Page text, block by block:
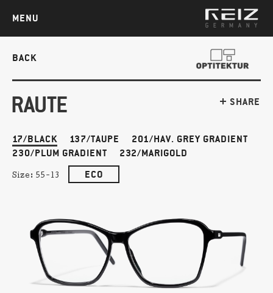
MENU
BACK
RAUTE SHARE
17/BLACK 137/TAUPE
201/HAV. GREY GRADIENT
230/PLUM GRADIENT
232/MARIGOLD
Size: 55-13 ECO